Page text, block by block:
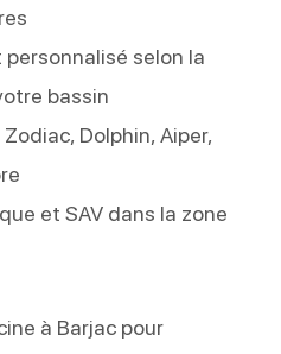
selon la
bassin
Dolphin, Aiper,
et SAV dans la zone
à Barjac pour